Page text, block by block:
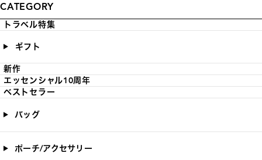
CATEGORY
トラベル特集
ギフト
新作
エッセンシャル10周年
ベストセラー
バッグ
ポーチ/アクセサリー